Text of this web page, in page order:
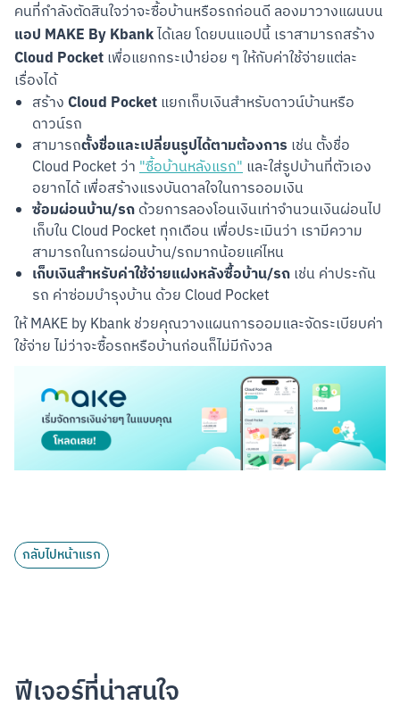
คนที่กำลังตัดสินใจว่าจะซื้อบ้านหรือรถก่อนดี ลองมาวางแผนบน
แอป MAKE By Kbank
Cloud Pocket เพื่อแยกกระเป๋าย่อย ๆ ให้กับค่าใช้จ่ายแต่ละ
เรื่องได้
สร้างCloud Pocketแยกเก็บเงินสำหรับดาวน์บ้านหรือ
ดาวน์รถ
สามารถตั้งชื่อและเปลี่ยนรูปได้ตามต้องการ เช่น ตั้งชื่อ
Cloud Pocket ว่า"ซื้อบ้านหลังแรก"และใส่รูปบ้านที่ตัวเอง
อยากได้ เพื่อสร้างแรงบันดาลใจในการออมเงิน
ซ้อมผ่อนบ้าน/รถด้วยการลองโอนเงินเท่าจำนวนเงินผ่อนไป
เก็บใน Cloud Pocket ทุกเดือน เพื่อประเมินว่า เรามีความ
สามารถในการผ่อนบ้าน/รถมากน้อยแค่ไหน
เก็บเงินสำหรับค่าใช้จ่ายแฝงหลังซื้อบ้าน/รถเช่น ค่าประกัน
รถ ค่าซ่อมบำรุงบ้าน ด้วย Cloud Pocket
ให้ MAKE by Kbank ช่วยคุณวางแผนการออมและจัดระเบียบค่า
ใช้จ่าย ไม่ว่าจะซื้อรถหรือบ้านก่อนก็ไม่มีกังวล
กลับไปหน้าแรก
ฟีเจอร์ที่น่าสนใจ